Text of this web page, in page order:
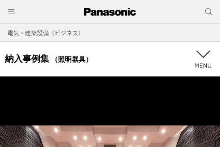
電気・建築設備（ビジネス）
納入事例集 （照明器具）